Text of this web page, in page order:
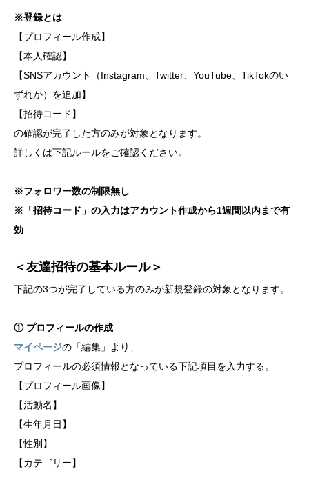
※登録とは
【プロフィール作成】
【本人確認】
【SNSアカウント（Instagram、Twitter、YouTube、TikTokのい
ずれか）を追加】
【招待コード】
の確認が完了した方のみが対象となります。
詳しくは下記ルールをご確認ください。
※フォロワー数の制限無し
※「招待コード」の入力はアカウント作成から1週間以内まで有
効
＜友達招待の基本ルール＞
下記の3つが完了している方のみが新規登録の対象となります。
① プロフィールの作成
マイページの「編集」より、
プロフィールの必須情報となっている下記項目を入力する。
【プロフィール画像】
【活動名】
【生年月日】
【性別】
【カテゴリー】